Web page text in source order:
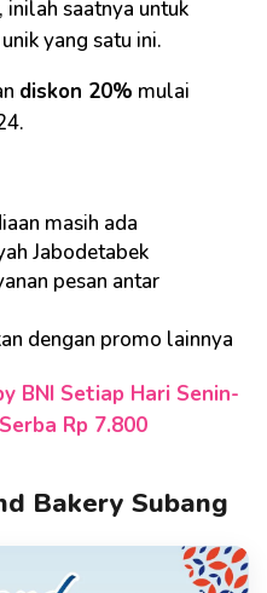
saatnya untuk
yang satu ini.
diskon 20% mulai
masih ada
Jabodetabek
pesan antar
dengan promo lainnya
BNI Setiap Hari Senin-
Rp 7.800
Bakery Subang